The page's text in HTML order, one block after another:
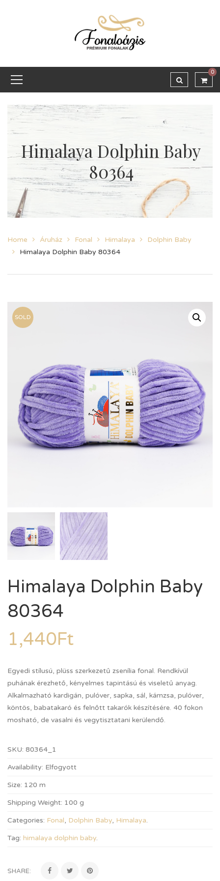
0
Himalaya Dolphin Baby
80364
Home Áruház Fonal Himalaya
Dolphin Baby
Himalaya Dolphin Baby 80364
SOLD
Himalaya Dolphin Baby
80364
1,440Ft
Egyedi stílusú, plüss szerkezetű zsenília fonal. Rendkívül
puhának érezhető, kényelmes tapintású és viseletű anyag.
Alkalmazható kardigán, pulóver, sapka, sál, kámzsa, pulóver,
köntös, babatakaró és felnőtt takarók készítésére. 40 fokon
mosható, de vasalni és vegytisztatani kerülendő.
SKU: 80364_1
Availability: Elfogyott
Size: 120 m
Shipping Weight: 100 g
Categories: Fonal, Dolphin Baby, Himalaya.
Tag: himalaya dolphin baby.
SHARE: